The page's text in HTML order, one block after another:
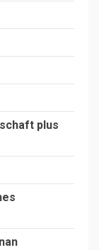
plus